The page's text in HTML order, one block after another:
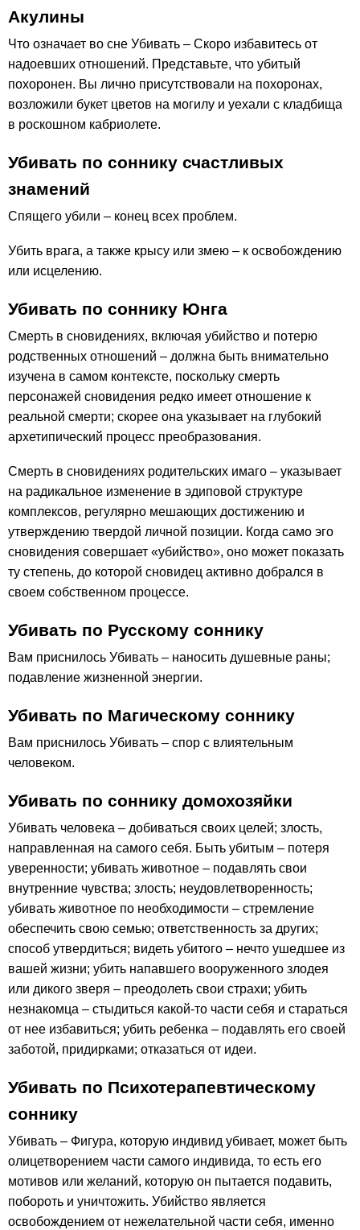
Акулины
Что означает во сне Убивать – Скоро избавитесь от
надоевших отношений. Представьте, что убитый
похоронен. Вы лично присутствовали на похоронах,
возложили букет цветов на могилу и уехали с кладбища
в роскошном кабриолете.
Убивать по соннику счастливых
знамений
Спящего убили – конец всех проблем.
Убить врага, а также крысу или змею – к освобождению
или исцелению.
Убивать по соннику Юнга
Смерть в сновидениях, включая убийство и потерю
родственных отношений – должна быть внимательно
изучена в самом контексте, поскольку смерть
персонажей сновидения редко имеет отношение к
реальной смерти; скорее она указывает на глубокий
архетипический процесс преобразования.
Смерть в сновидениях родительских имаго – указывает
на радикальное изменение в эдиповой структуре
комплексов, регулярно мешающих достижению и
утверждению твердой личной позиции. Когда само эго
сновидения совершает «убийство», оно может показать
ту степень, до которой сновидец активно добрался в
своем собственном процессе.
Убивать по Русскому соннику
Вам приснилось Убивать – наносить душевные раны;
подавление жизненной энергии.
Убивать по Магическому соннику
Вам приснилось Убивать – спор с влиятельным
человеком.
Убивать по соннику домохозяйки
Убивать человека – добиваться своих целей; злость,
направленная на самого себя. Быть убитым – потеря
уверенности; убивать животное – подавлять свои
внутренние чувства; злость; неудовлетворенность;
убивать животное по необходимости – стремление
обеспечить свою семью; ответственность за других;
способ утвердиться; видеть убитого – нечто ушедшее из
вашей жизни; убить напавшего вооруженного злодея
или дикого зверя – преодолеть свои страхи; убить
незнакомца – стыдиться какой-то части себя и стараться
от нее избавиться; убить ребенка – подавлять его своей
заботой, придирками; отказаться от идеи.
Убивать по Психотерапевтическому
соннику
Убивать – Фигура, которую индивид убивает, может быть
олицетворением части самого индивида, то есть его
мотивов или желаний, которую он пытается подавить,
побороть и уничтожить. Убийство является
освобождением от нежелательной части себя, именно